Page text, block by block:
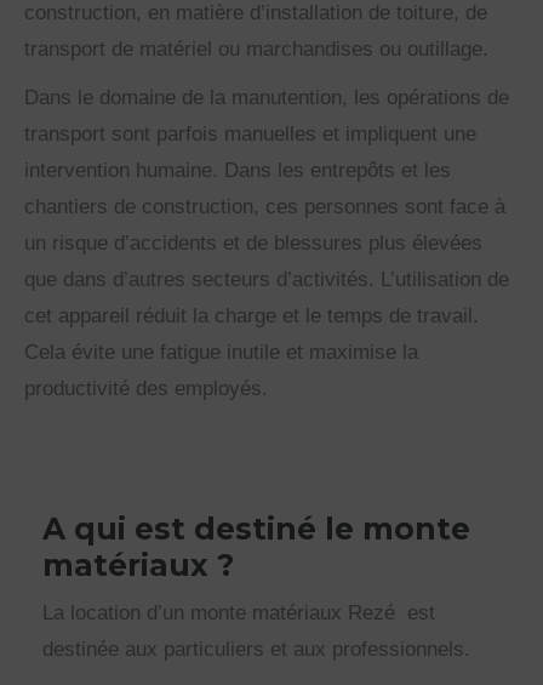
construction, en matière d’installation de toiture, de
transport de matériel ou marchandises ou outillage.
Dans le domaine de la manutention, les opérations de
transport sont parfois manuelles et impliquent une
intervention humaine. Dans les entrepôts et les
chantiers de construction, ces personnes sont face à
un risque d’accidents et de blessures plus élevées
que dans d’autres secteurs d’activités. L’utilisation de
cet appareil réduit la charge et le temps de travail.
Cela évite une fatigue inutile et maximise la
productivité des employés.
A qui est destiné le monte
matériaux ?
La location d’un monte matériaux Rezé est
destinée aux particuliers et aux professionnels.